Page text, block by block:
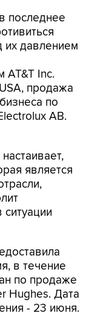
последнее
давлением
AT&T Inc.
продажа
по
AB.
является
в течение
по продаже
Hughes. Дата
- 23 июня.